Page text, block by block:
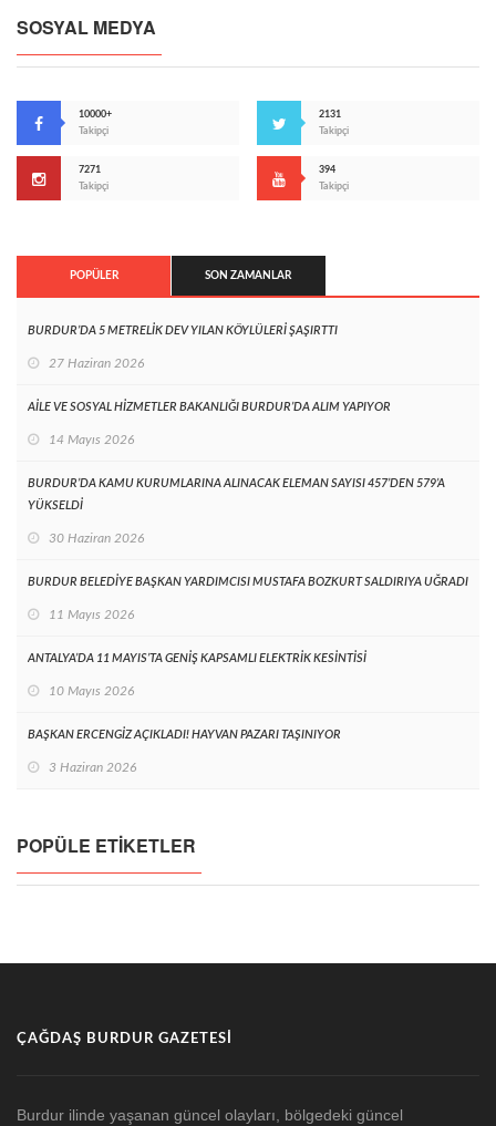
SOSYAL MEDYA
10000+
Takipçi
2131
Takipçi
7271
Takipçi
394
Takipçi
POPÜLER SON ZAMANLAR
BURDUR’DA 5 METRELİK DEV YILAN KÖYLÜLERİ ŞAŞIRTTI
27 Haziran 2026
AİLE VE SOSYAL HİZMETLER BAKANLIĞI BURDUR’DA ALIM YAPIYOR
14 Mayıs 2026
BURDUR’DA KAMU KURUMLARINA ALINACAK ELEMAN SAYISI 457’DEN 579’A
YÜKSELDİ
30 Haziran 2026
BURDUR BELEDİYE BAŞKAN YARDIMCISI MUSTAFA BOZKURT SALDIRIYA UĞRADI
11 Mayıs 2026
ANTALYA’DA 11 MAYIS’TA GENİŞ KAPSAMLI ELEKTRİK KESİNTİSİ
10 Mayıs 2026
BAŞKAN ERCENGİZ AÇIKLADI! HAYVAN PAZARI TAŞINIYOR
3 Haziran 2026
POPÜLE ETIKETLER
ÇAĞDAŞ BURDUR GAZETESI
Burdur ilinde yaşanan güncel olayları, bölgedeki güncel